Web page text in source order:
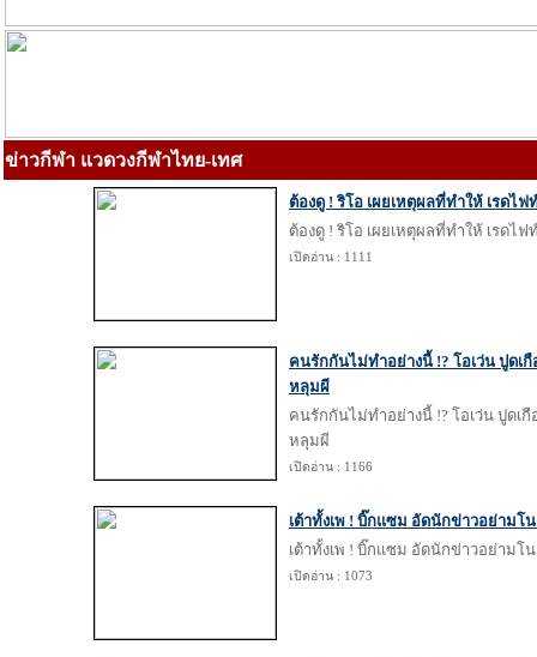
ข่าวกีฬา แวดวงกีฬาไทย-เทศ
ต้องดู ! ริโอ เผยเหตุผลที่ทำให้ เรดไ
ต้องดู ! ริโอ เผยเหตุผลที่ทำให้ เรดไ
เปิดอ่าน : 1111
คนรักกันไม่ทำอย่างนี้ !? โอเว่น ปูดเ
หลุมผี
คนรักกันไม่ทำอย่างนี้ !? โอเว่น ปูดเ
หลุมผี
เปิดอ่าน : 1166
เต้าทั้งเพ ! บิ๊กแซม อัดนักข่าวอย่ามโน
เต้าทั้งเพ ! บิ๊กแซม อัดนักข่าวอย่ามโน
เปิดอ่าน : 1073